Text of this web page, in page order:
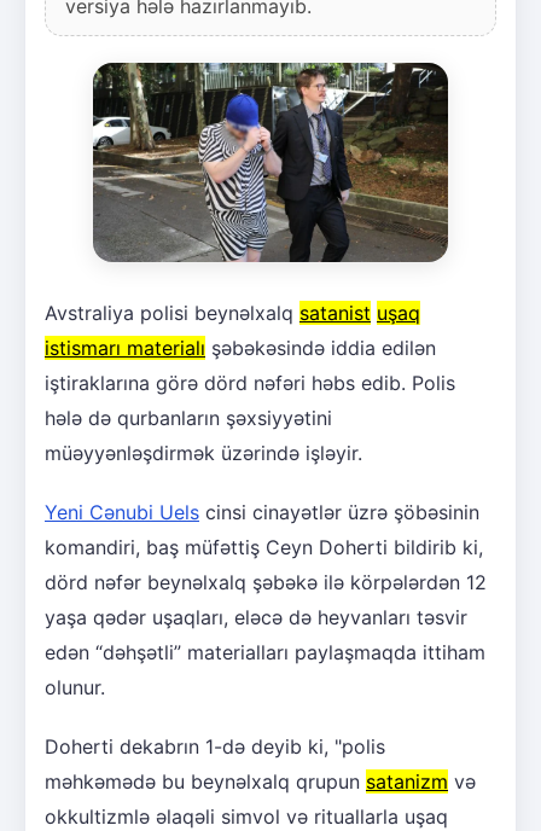
versiya hələ hazırlanmayıb.
Avstraliya polisi beynəlxalq satanist uşaq
istismarı materialı şəbəkəsində iddia edilən
iştiraklarına görə dörd nəfəri həbs edib. Polis
hələ də qurbanların şəxsiyyətini
müəyyənləşdirmək üzərində işləyir.
Yeni Cənubi Uels cinsi cinayətlər üzrə şöbəsinin
komandiri, baş müfəttiş Ceyn Doherti bildirib ki,
dörd nəfər beynəlxalq şəbəkə ilə körpələrdən 12
yaşa qədər uşaqları, eləcə də heyvanları təsvir
edən “dəhşətli” materialları paylaşmaqda ittiham
olunur.
Doherti dekabrın 1-də deyib ki, "polis
məhkəmədə bu beynəlxalq qrupun satanizm və
okkultizmlə əlaqəli simvol və rituallarla uşaq